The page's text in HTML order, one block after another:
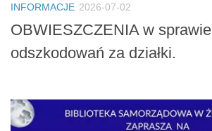
INFORMACJE 2026-07-02
OBWIESZCZENIA w sprawie
odszkodowań za działki.